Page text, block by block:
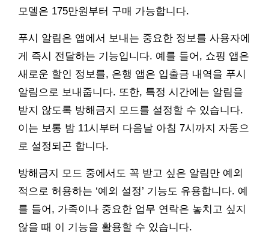
모델은 175만원부터 구매 가능합니다.
푸시 알림은 앱에서 보내는 중요한 정보를 사용자에
게 즉시 전달하는 기능입니다. 예를 들어, 쇼핑 앱은
새로운 할인 정보를, 은행 앱은 입출금 내역을 푸시
알림으로 보내줍니다. 또한, 특정 시간에는 알림을
받지 않도록 방해금지 모드를 설정할 수 있습니다.
이는 보통 밤 11시부터 다음날 아침 7시까지 자동으
로 설정되곤 합니다.
방해금지 모드 중에서도 꼭 받고 싶은 알림만 예외
적으로 허용하는 ‘예외 설정’ 기능도 유용합니다. 예
를 들어, 가족이나 중요한 업무 연락은 놓치고 싶지
않을 때 이 기능을 활용할 수 있습니다.